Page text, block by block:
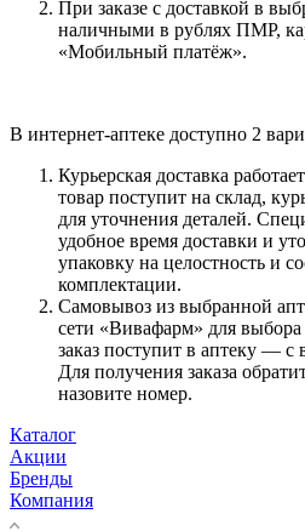
При заказе с доставкой в
наличными в рублях ПМР,
«Мобильный платёж».
В интернет-аптеке доступно 2
Курьерская доставка
товар поступит на склад,
для уточнения деталей.
удобное время доставки и
упаковку на целостность и
комплектации.
Самовывоз из выбранной
сети «Вивафарм» для выбора
заказ поступит в аптеку — с
Для получения заказа
назовите номер.
Каталог
Акции
Бренды
Компания